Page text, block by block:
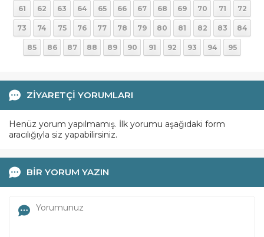
61 62 63 64 65 66 67 68 69 70 71 72
73 74 75 76 77 78 79 80 81 82 83 84
85 86 87 88 89 90 91 92 93 94 95
ZİYARETÇİ YORUMLARI
Henüz yorum yapılmamış. İlk yorumu aşağıdaki form
aracılığıyla siz yapabilirsiniz.
BİR YORUM YAZIN